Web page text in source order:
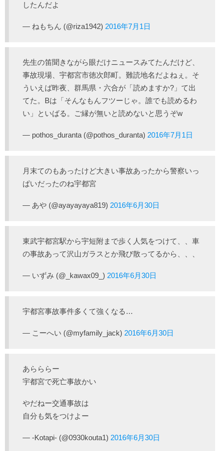
したんだよ
— ねもちん (@riza1942) 2016年7月1日
先生の笛聞きながら眼だけニュースみてたんだけど、
事故現場、宇都宮市徳次郎町。難読地名だよねぇ。そ
ういえば昨夜、群馬県・六合が「読めますか?」て出
てた。Bは「そんなもんフツーじゃ。誰でも読めるわ
い」といばる。ご縁が無いと読めないと思うぞw
— pothos_duranta (@pothos_duranta) 2016年7月1日
月末てのもあったけど大きい事故あったから警察いっ
ぱいだったのね宇都宮
— あや (@ayayayaya819) 2016年6月30日
東武宇都宮駅から宇短附まで歩く人気をつけて、、車
の事故あって沢山ガラスとか飛び散ってるから、、、
— いずみ (@_kawax09_) 2016年6月30日
宇都宮事故事件多くて強くなる…
— こーへい (@myfamily_jack) 2016年6月30日
あらららー
宇都宮で死亡事故かい
やだねー交通事故は
自分も気をつけよー
— -Kotapi- (@0930kouta1) 2016年6月30日